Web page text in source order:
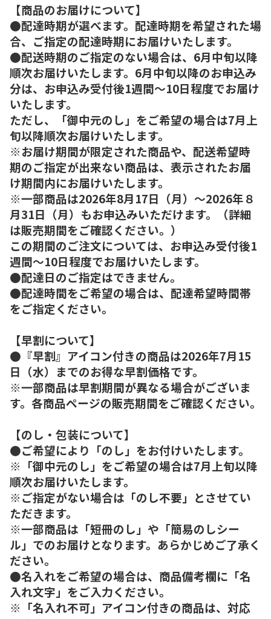
【商品のお届けについて】
●配達時期が選べます。配達時期を希望された場
合、ご指定の配達時期にお届けいたします。
●配送時期のご指定のない場合は、6月中旬以降
順次お届けいたします。6月中旬以降のお申込み
分は、お申込み受付後1週間～10日程度でお届け
いたします。
ただし、「御中元のし」をご希望の場合は7月上
旬以降順次お届けいたします。
※お届け期間が限定された商品や、配送希望時
期のご指定が出来ない商品は、表示されたお届
け期間内にお届けいたします。
※一部商品は2026年8月17日（月）～2026年８
月31日（月）もお申込みいただけます。（詳細
は販売期間をご確認ください。）
この期間のご注文については、お申込み受付後1
週間～10日程度でお届けいたします。
●配達日のご指定はできません。
●配達時間をご希望の場合は、配達希望時間帯
をご指定ください。
【早割について】
●『早割』アイコン付きの商品は2026年7月15
日（水）までのお得な早割価格です。
※一部商品は早割期間が異なる場合がございま
す。各商品ページの販売期間をご確認ください。
【のし・包装について】
●ご希望により「のし」をお付けいたします。
※「御中元のし」をご希望の場合は7月上旬以降
順次お届けいたします。
※ご指定がない場合は「のし不要」とさせてい
ただきます。
※一部商品は「短冊のし」や「簡易のしシー
ル」でのお届けとなります。あらかじめご了承く
ださい。
●名入れをご希望の場合は、商品備考欄に「名
入れ文字」をご入力ください。
※「名入れ不可」アイコン付きの商品は、対応